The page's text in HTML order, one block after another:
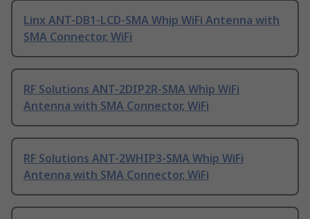
Linx ANT-DB1-LCD-SMA Whip WiFi Antenna with
SMA Connector, WiFi
RF Solutions ANT-2DIP2R-SMA Whip WiFi
Antenna with SMA Connector, WiFi
RF Solutions ANT-2WHIP3-SMA Whip WiFi
Antenna with SMA Connector, WiFi